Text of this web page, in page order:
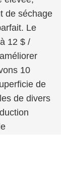
de séchage
Le
12 $ /
10
de
de divers
et de